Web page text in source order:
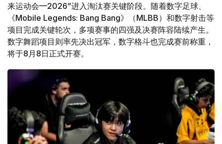
来运动会—2026”进入淘汰赛关键阶段。随着数字足球、
《Mobile Legends: Bang Bang》（MLBB）和数字射击等
项目完成关键轮次，多项赛事的四强及决赛阵容陆续产生。
数字舞蹈项目则率先决出冠军，数字格斗也完成赛前称重，
将于8月8日正式开赛。